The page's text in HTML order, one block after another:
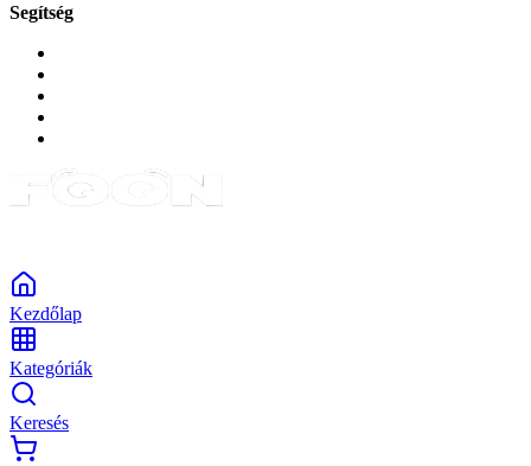
Segítség
Kezdőlap
Kategóriák
Keresés